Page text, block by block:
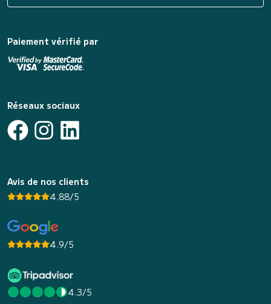
Paiement vérifié par
Réseaux sociaux
Avis de nos clients
4.88/5
4.9/5
4.3/5